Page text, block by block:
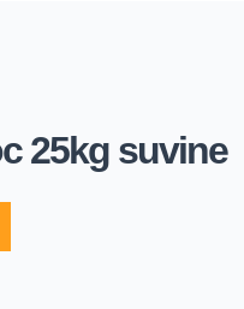
25kg suvine